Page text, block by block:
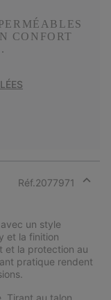
CONFORT
Réf. 2077971
un style
et la finition
et la protection au
pratique rendent
Tirant au talon.